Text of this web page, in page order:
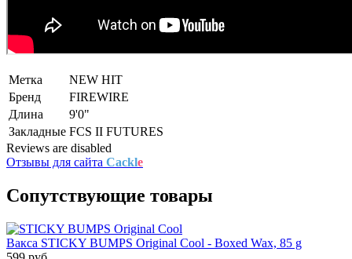
Метка NEW HIT
Бренд
FIREWIRE
Длина
9'0"
Закладные FCS II FUTURES
Reviews are disabled
Отзывы для сайта Cackle
Сопутствующие товары
Вакса STICKY BUMPS Original Cool - Boxed Wax, 85 g